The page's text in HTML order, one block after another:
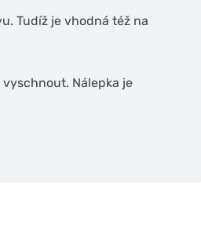
Tudíž je vhodná též na
Nálepka je